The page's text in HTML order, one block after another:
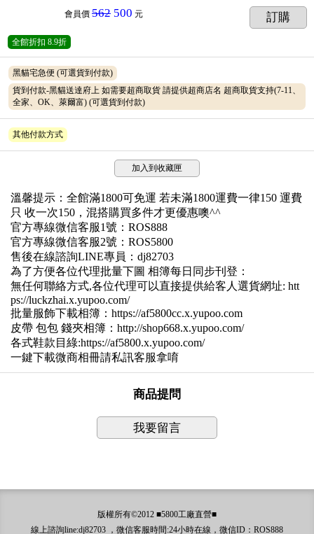
會員價 562 500 元 訂購
全館折扣 8.9折
黑貓宅急便 (可選貨到付款)
貨到付款-黑貓送達府上 如需要超商取貨 請提供超商店名 超商取貨支持(7-11、
全家、OK、萊爾富) (可選貨到付款)
其他付款方式
加入到收藏匣
溫馨提示：全館滿1800可免運 若未滿1800運費一律150 運費
只 收一次150，混搭購買多件才更優惠噢^^
官方專線微信客服1號：ROS888
官方專線微信客服2號：ROS5800
售後在線諮詢LINE專員：dj82703
為了方便各位代理批量下圖 相簿每日同步刊登：
無任何聯絡方式,各位代理可以直接提供給客人選貨網址: htt
ps://luckzhai.x.yupoo.com/
批量服飾下載相簿：https://af5800cc.x.yupoo.com
皮帶 包包 錢夾相簿：http://shop668.x.yupoo.com/
各式鞋款目綠:https://af5800.x.yupoo.com/
一鍵下載微商相冊請私訊客服拿唷
商品提問
我要留言
版權所有©2012 ■5800工廠直營■
線上諮詢line:dj82703 ，微信客服時間:24小時在線，微信ID：ROS888